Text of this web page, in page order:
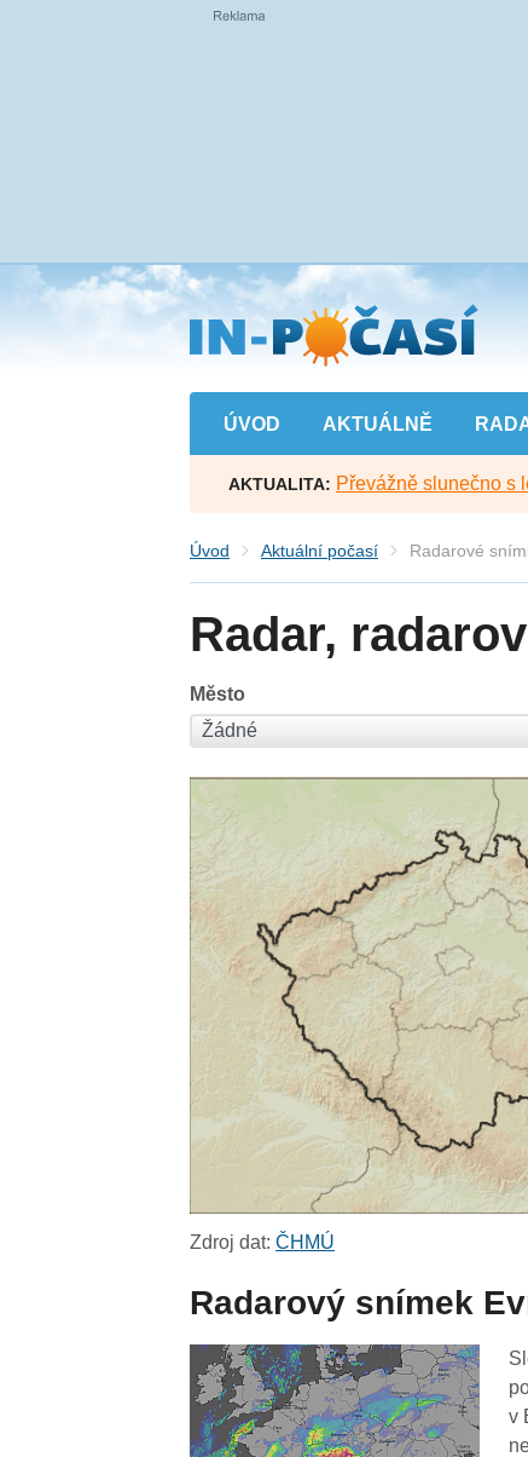
Přejít
na
hlavní
obsah
ÚVOD AKTUÁLNĚ
AKTUALITA: Převážně slunečno s
Úvod Aktuální počasí Radarové
Radar,
Město
Zdroj dat:ČHMÚ
Radarový snímek
v